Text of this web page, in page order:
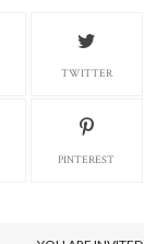
TWITTER
PINTEREST